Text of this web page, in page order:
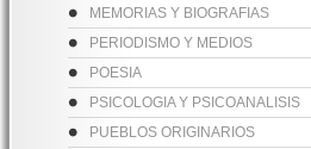
MEMORIAS Y BIOGRAFIAS
PERIODISMO Y MEDIOS
POESIA
PSICOLOGIA Y PSICOANALISIS
PUEBLOS ORIGINARIOS